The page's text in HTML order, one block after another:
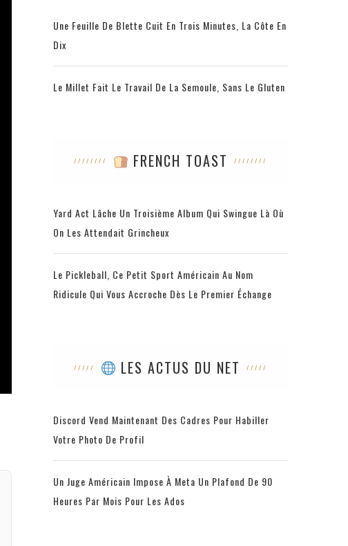
Une Feuille De Blette Cuit En Trois Minutes, La Côte En
Dix
Le Millet Fait Le Travail De La Semoule, Sans Le Gluten
FRENCH TOAST
Yard Act Lâche Un Troisième Album Qui Swingue Là Où
On Les Attendait Grincheux
Le Pickleball, Ce Petit Sport Américain Au Nom
Ridicule Qui Vous Accroche Dès Le Premier Échange
LES ACTUS DU NET
Discord Vend Maintenant Des Cadres Pour Habiller
Votre Photo De Profil
Un Juge Américain Impose À Meta Un Plafond De 90
Heures Par Mois Pour Les Ados